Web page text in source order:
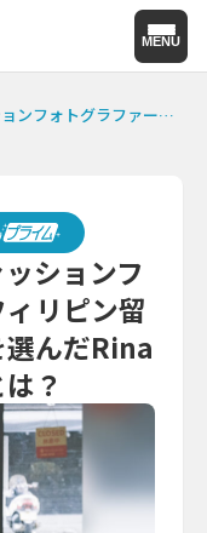
MENU
なくタビプラを選んだRinaさんのワーホリ準備とは？
ションフ
リピン留
んだRina
？